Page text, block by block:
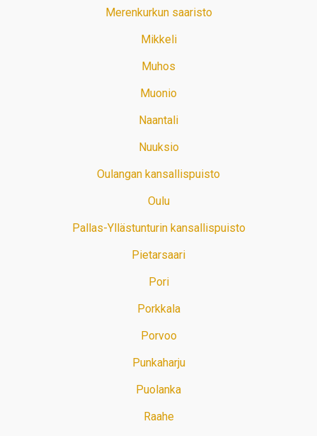
Merenkurkun saaristo
Mikkeli
Muhos
Muonio
Naantali
Nuuksio
Oulangan kansallispuisto
Oulu
Pallas-Yllästunturin kansallispuisto
Pietarsaari
Pori
Porkkala
Porvoo
Punkaharju
Puolanka
Raahe